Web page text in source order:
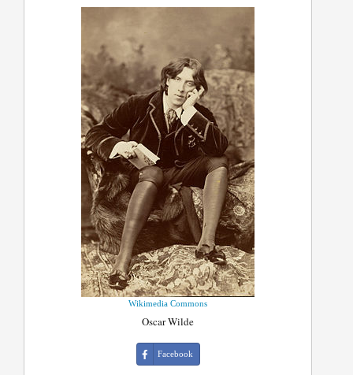
Wikimedia Commons
Oscar Wilde
Facebook